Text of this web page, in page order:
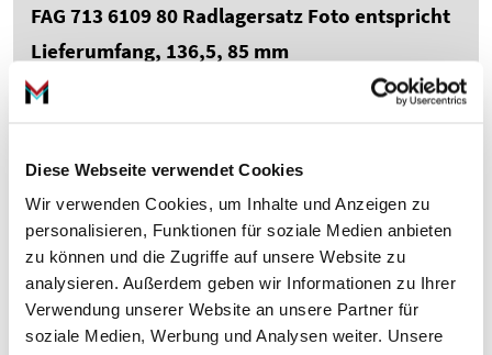
Diese Webseite verwendet Cookies
Wir verwenden Cookies, um Inhalte und Anzeigen zu
personalisieren, Funktionen für soziale Medien anbieten
zu können und die Zugriffe auf unsere Website zu
analysieren. Außerdem geben wir Informationen zu Ihrer
Verwendung unserer Website an unsere Partner für
soziale Medien, Werbung und Analysen weiter. Unsere
FAG 713 6109 80 Radlagersatz Foto entspricht
Lieferumfang, 136,5, 85 mm
–73% im Vergleich zur UVP 236,57 €
62,02€
inkl. 19 % MwSt., zzgl. Versandkosten